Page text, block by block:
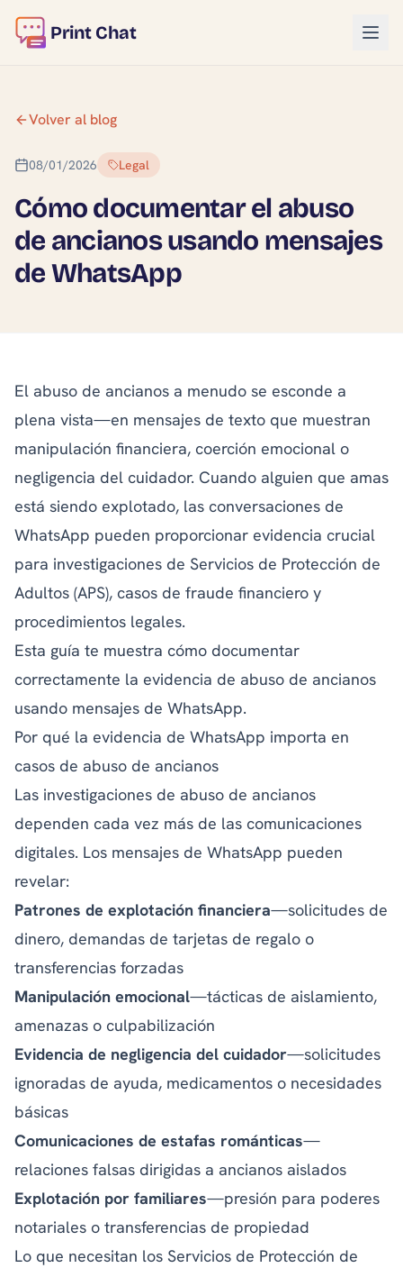
Print Chat
Volver al blog
08/01/2026 Legal
Cómo documentar el abuso
de ancianos usando mensajes
de WhatsApp
El abuso de ancianos a menudo se esconde a
plena vista—en mensajes de texto que muestran
manipulación financiera, coerción emocional o
negligencia del cuidador. Cuando alguien que amas
está siendo explotado, las conversaciones de
WhatsApp pueden proporcionar evidencia crucial
para investigaciones de Servicios de Protección de
Adultos (APS), casos de fraude financiero y
procedimientos legales.
Esta guía te muestra cómo documentar
correctamente la evidencia de abuso de ancianos
usando mensajes de WhatsApp.
Por qué la evidencia de WhatsApp importa en
casos de abuso de ancianos
Las investigaciones de abuso de ancianos
dependen cada vez más de las comunicaciones
digitales. Los mensajes de WhatsApp pueden
revelar:
Patrones de explotación financiera—solicitudes de
dinero, demandas de tarjetas de regalo o
transferencias forzadas
Manipulación emocional—tácticas de aislamiento,
amenazas o culpabilización
Evidencia de negligencia del cuidador—solicitudes
ignoradas de ayuda, medicamentos o necesidades
básicas
Comunicaciones de estafas románticas—
relaciones falsas dirigidas a ancianos aislados
Explotación por familiares—presión para poderes
notariales o transferencias de propiedad
Lo que necesitan los Servicios de Protección de